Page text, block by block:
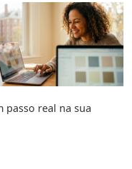
passo real na sua